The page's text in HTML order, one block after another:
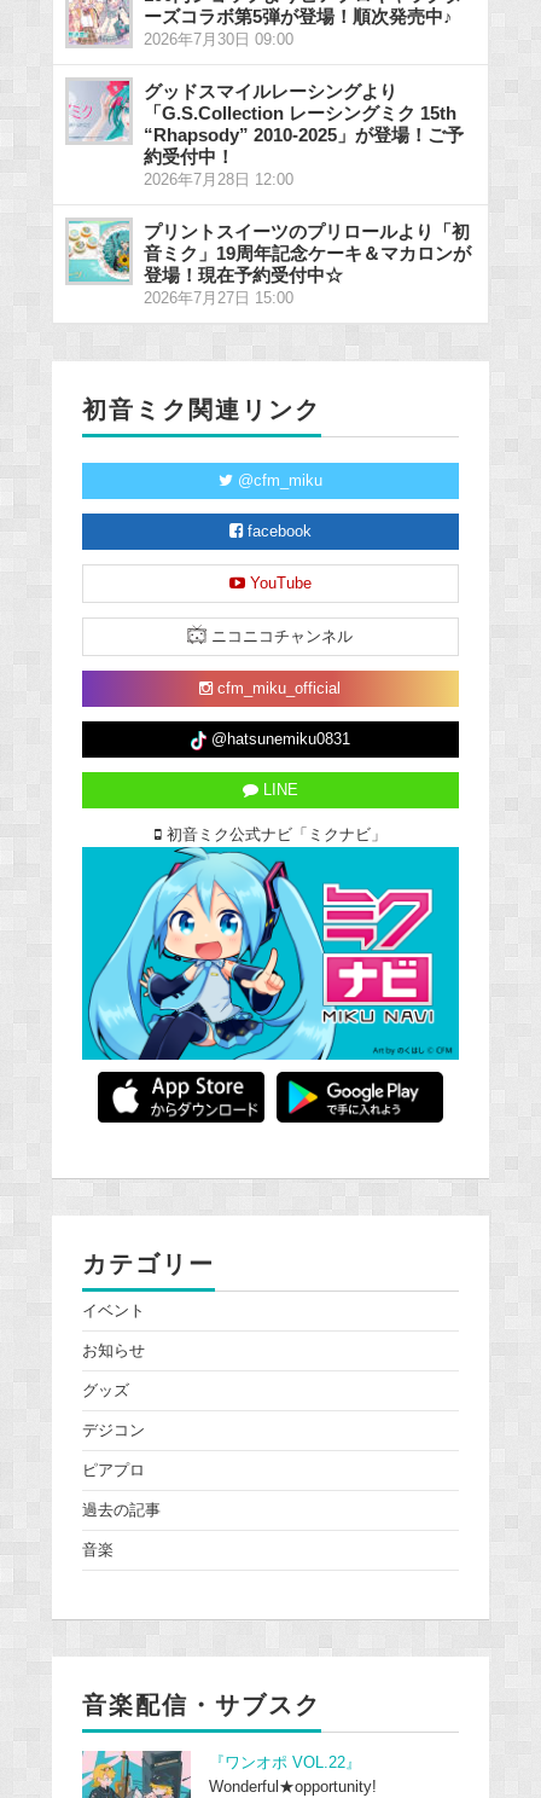
ーズコラボ第5弾が登場！順次発売中♪
2026年7月30日 09:00
グッドスマイルレーシングより
「G.S.Collection レーシングミク 15th
“Rhapsody” 2010-2025」が登場！ご予
約受付中！
2026年7月28日 12:00
プリントスイーツのプリロールより「初
音ミク」19周年記念ケーキ＆マカロンが
登場！現在予約受付中☆
2026年7月27日 15:00
初音ミク関連リンク
@cfm_miku
facebook
YouTube
ニコニコチャンネル
cfm_miku_official
@hatsunemiku0831
LINE
初音ミク公式ナビ「ミクナビ」
カテゴリー
イベント
お知らせ
グッズ
デジコン
ピアプロ
過去の記事
音楽
音楽配信・サブスク
『ワンオポ VOL.22』
Wonderful★opportunity!